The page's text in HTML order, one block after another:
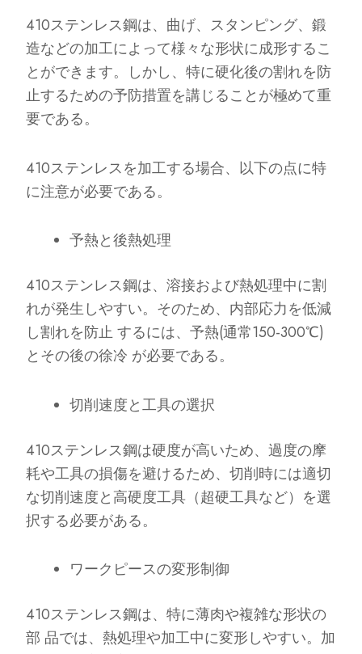
410ステンレス鋼は、曲げ、スタンピング、鍛
造などの加工によって様々な形状に成形するこ
とができます。しかし、特に硬化後の割れを防
止するための予防措置を講じることが極めて重
要である。
410ステンレスを加工する場合、以下の点に特
に注意が必要である。
予熱と後熱処理
410ステンレス鋼は、溶接および熱処理中に割
れが発生しやすい。そのため、内部応力を低減
し割れを防止 するには、予熱(通常150-300℃)
とその後の徐冷 が必要である。
切削速度と工具の選択
410ステンレス鋼は硬度が高いため、過度の摩
耗や工具の損傷を避けるため、切削時には適切
な切削速度と高硬度工具（超硬工具など）を選
択する必要がある。
ワークピースの変形制御
410ステンレス鋼は、特に薄肉や複雑な形状の
部 品では、熱処理や加工中に変形しやすい。加